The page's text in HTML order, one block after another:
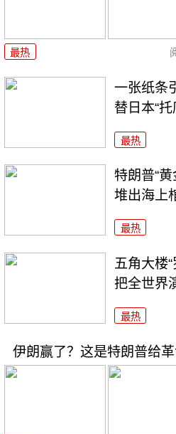
最热
一张纸条
替日本“托
最热
特朗普“
堆出海上
最热
五角大楼
把全世界
最热
伊朗赢了？这是特朗普给